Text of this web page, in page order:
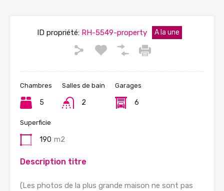
ID propriété: RH-5549-property A la une
Chambres
5
Salles de bain
2
Garages
6
Superficie
190 m2
Description titre
(Les photos de la plus grande maison ne sont pas